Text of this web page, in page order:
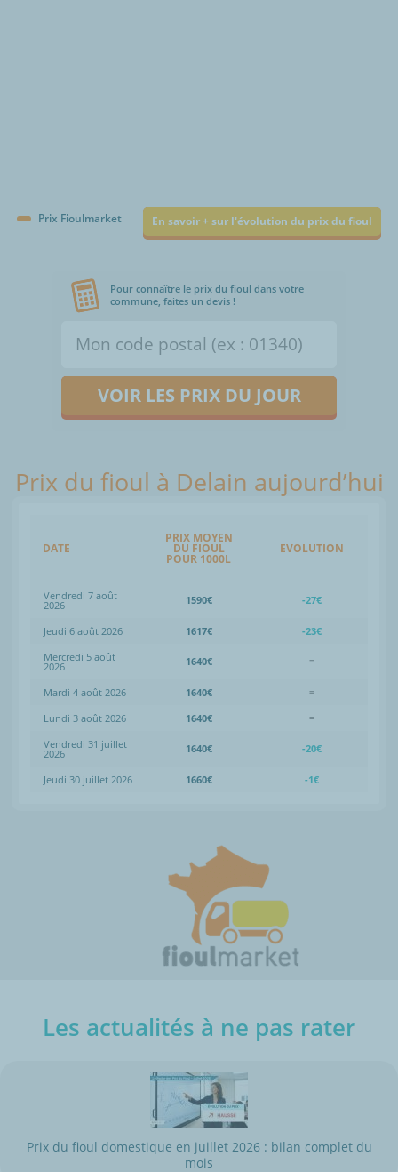
Prix Fioulmarket En savoir + sur l'évolution du prix du fioul
Pour connaître le prix du fioul dans votre
commune, faites un devis !
VOIR LES PRIX DU JOUR
Prix du fioul à Delain aujourd’hui
DATE
PRIX MOYEN
DU FIOUL
POUR 1000L
EVOLUTION
Vendredi 7 août
2026 1590€ -27€
Jeudi 6 août 2026 1617€
-23€
Mercredi 5 août
2026 1640€ =
Mardi 4 août 2026 1640€
=
Lundi 3 août 2026
1640€
=
Vendredi 31 juillet
2026 1640€ -20€
Jeudi 30 juillet 2026 1660€ -1€
Les actualités à ne pas rater
Prix du fioul domestique en juillet 2026 : bilan complet du
mois